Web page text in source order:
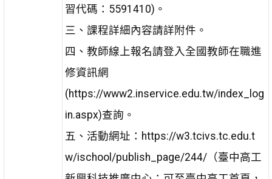
習代碼：5591410)。
三、課程詳細內容請詳附件。
四、教師線上報名請登入全國教師在職進
修資訊網
(https://www2.inservice.edu.tw/index_log
in.aspx)查詢。
五、活動網址：https://w3.tcivs.tc.edu.t
w/ischool/publish_page/244/（臺中高工